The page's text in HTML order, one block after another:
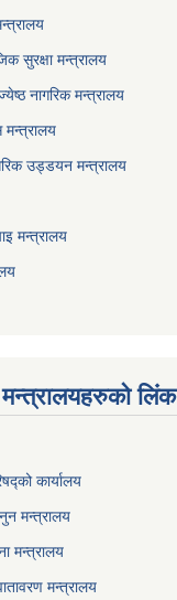
सुरक्षा मन्त्रालय
नागरिक मन्त्रालय
मन्त्रालय
उड्डयन मन्त्रालय
मन्त्रालय
लिंक
कार्यालय
मन्त्रालय
मन्त्रालय
मन्त्रालय